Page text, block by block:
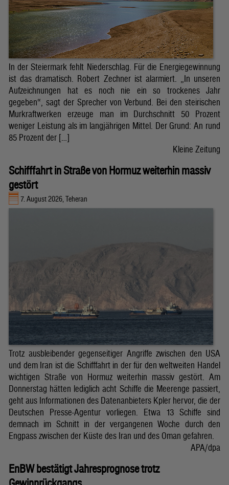
In der Steiermark fehlt Niederschlag. Für die Energiegewinnung
ist das dramatisch. Robert Zechner ist alarmiert. „In unseren
Aufzeichnungen hat es noch nie ein so trockenes Jahr
gegeben“, sagt der Sprecher von Verbund. Bei den steirischen
Murkraftwerken erzeuge man im Durchschnitt 50 Prozent
weniger Leistung als im langjährigen Mittel. Der Grund: An rund
85 Prozent der […]
Kleine Zeitung
Schifffahrt in Straße von Hormuz weiterhin massiv
gestört
7. August 2026, Teheran
Trotz ausbleibender gegenseitiger Angriffe zwischen den USA
und dem Iran ist die Schifffahrt in der für den weltweiten Handel
wichtigen Straße von Hormuz weiterhin massiv gestört. Am
Donnerstag hätten lediglich acht Schiffe die Meerenge passiert,
geht aus Informationen des Datenanbieters Kpler hervor, die der
Deutschen Presse-Agentur vorliegen. Etwa 13 Schiffe sind
demnach im Schnitt in der vergangenen Woche durch den
Engpass zwischen der Küste des Iran und des Oman gefahren.
APA/dpa
EnBW bestätigt Jahresprognose trotz